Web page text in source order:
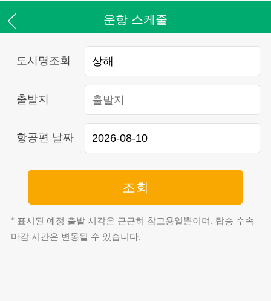
운항 스케줄
도시명조회
출발지
항공편 날짜
조회
* 표시된 예정 출발 시각은 근근히 참고용일뿐이며, 탑승 수속
마감 시간은 변동될 수 있습니다.